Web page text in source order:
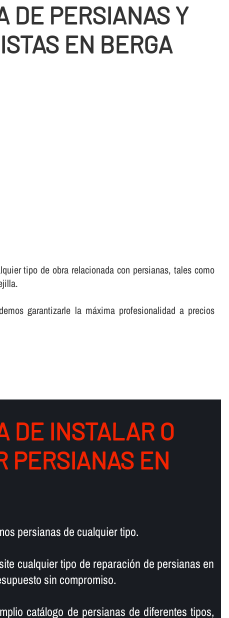
DE PERSIANAS Y
EN BERGA
tipo de obra relacionada con persianas, tales como
garantizarle la máxima profesionalidad a precios
DE INSTALAR O
PERSIANAS EN
persianas de cualquier tipo.
cualquier tipo de reparación de persianas en
sin compromiso.
catálogo de persianas de diferentes tipos,